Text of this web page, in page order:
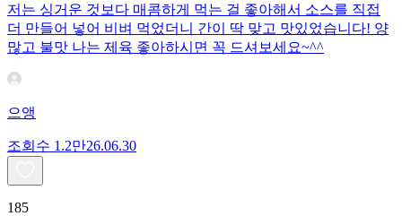
저는 싱거운 것보다 매콤하게 먹는 걸 좋아해서 소스를 직접
더 만들어 넣어 비벼 먹었더니 간이 딱 맞고 맛있었습니다! 양
많고 불맛 나는 제육 좋아하시면 꼭 드셔보세요~^^
으앵
조회수 1.2만26.06.30
185